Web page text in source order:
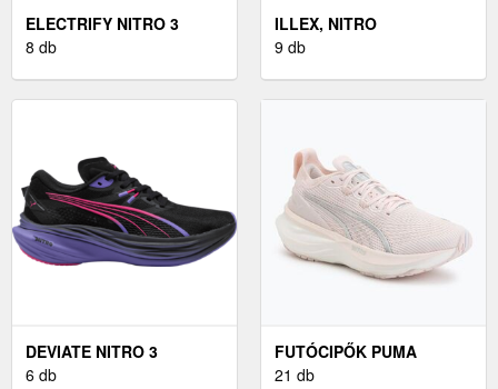
ELECTRIFY NITRO 3
8 db
ILLEX, NITRO
9 db
DEVIATE NITRO 3
DIGITOKYO
6 db
FUTÓCIPŐK PUMA
FOREVERRUN NITRO
21 db